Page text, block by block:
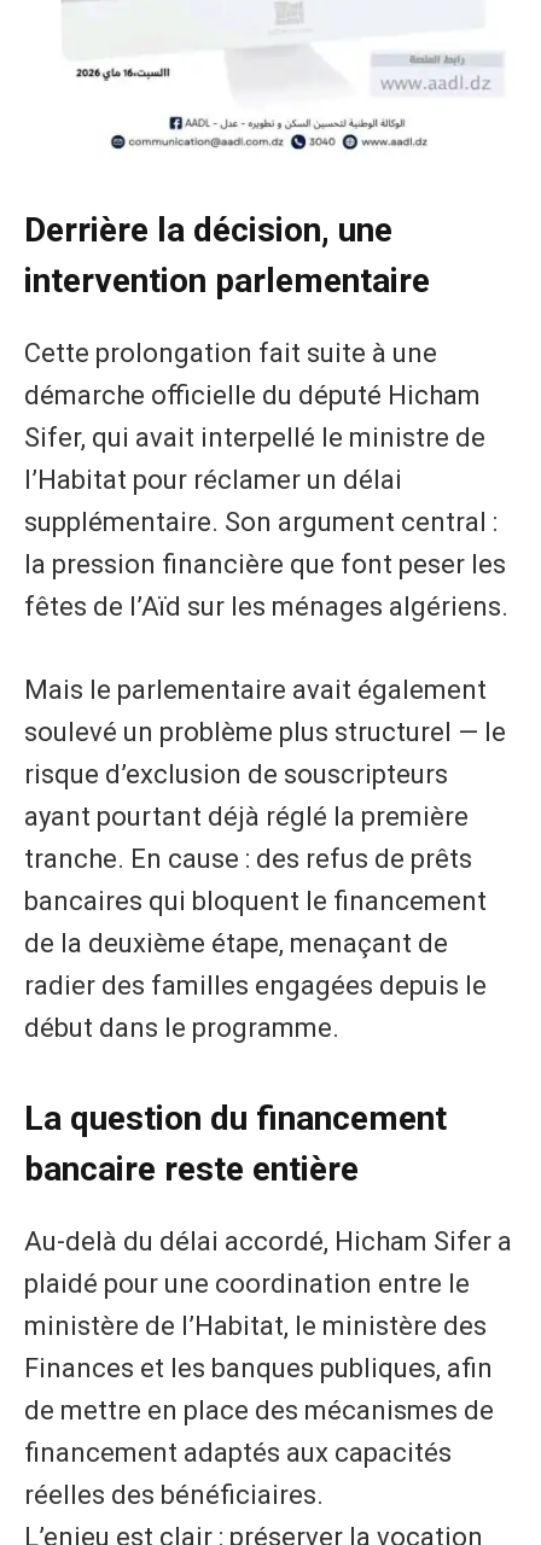
Derrière la décision, une
intervention parlementaire
Cette prolongation fait suite à une
démarche officielle du député Hicham
Sifer, qui avait interpellé le ministre de
l’Habitat pour réclamer un délai
supplémentaire. Son argument central :
la pression financière que font peser les
fêtes de l’Aïd sur les ménages algériens.
Mais le parlementaire avait également
soulevé un problème plus structurel — le
risque d’exclusion de souscripteurs
ayant pourtant déjà réglé la première
tranche. En cause : des refus de prêts
bancaires qui bloquent le financement
de la deuxième étape, menaçant de
radier des familles engagées depuis le
début dans le programme.
La question du financement
bancaire reste entière
Au-delà du délai accordé, Hicham Sifer a
plaidé pour une coordination entre le
ministère de l’Habitat, le ministère des
Finances et les banques publiques, afin
de mettre en place des mécanismes de
financement adaptés aux capacités
réelles des bénéficiaires.
L’enjeu est clair : préserver la vocation